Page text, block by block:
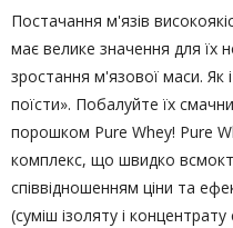
Постачання м'язів
має велике значення для їх
зростання м'язової маси.
поїсти». Побалуйте їх
порошком Pure Whey! Pure
комплекс, що швидко
співвідношенням ціни та
(суміш ізоляту і